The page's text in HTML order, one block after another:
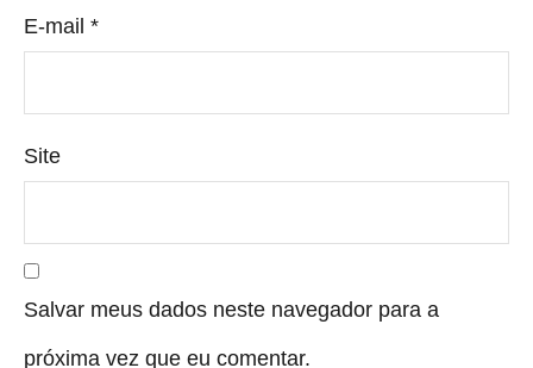
E-mail *
Site
Salvar meus dados neste navegador para a
próxima vez que eu comentar.